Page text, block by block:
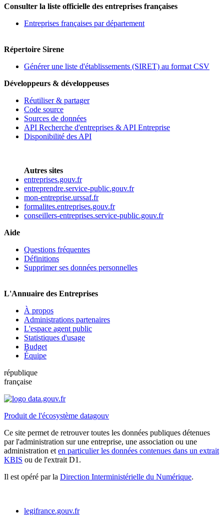
Consulter la liste officielle des entreprises françaises
Entreprises françaises par département
Répertoire Sirene
Générer une liste d'établissements (SIRET) au format CSV
Développeurs & développeuses
Réutiliser & partager
Code source
Sources de données
API Recherche d'entreprises & API Entreprise
Disponibilité des API
Autres sites
entreprises.gouv.fr
entreprendre.service-public.gouv.fr
mon-entreprise.urssaf.fr
formalites.entreprises.gouv.fr
conseillers-entreprises.service-public.gouv.fr
Aide
Questions fréquentes
Définitions
Supprimer ses données personnelles
L'Annuaire des Entreprises
À propos
Administrations partenaires
L'espace agent public
Statistiques d'usage
Budget
Équipe
république
française
Produit de l'écosystème datagouv
Ce site permet de retrouver toutes les données publiques détenues
par l'administration sur une entreprise, une association ou une
administration et en particulier les données contenues dans un extrait
KBIS ou de l'extrait D1.
Il est opéré par la Direction Interministérielle du Numérique.
legifrance.gouv.fr